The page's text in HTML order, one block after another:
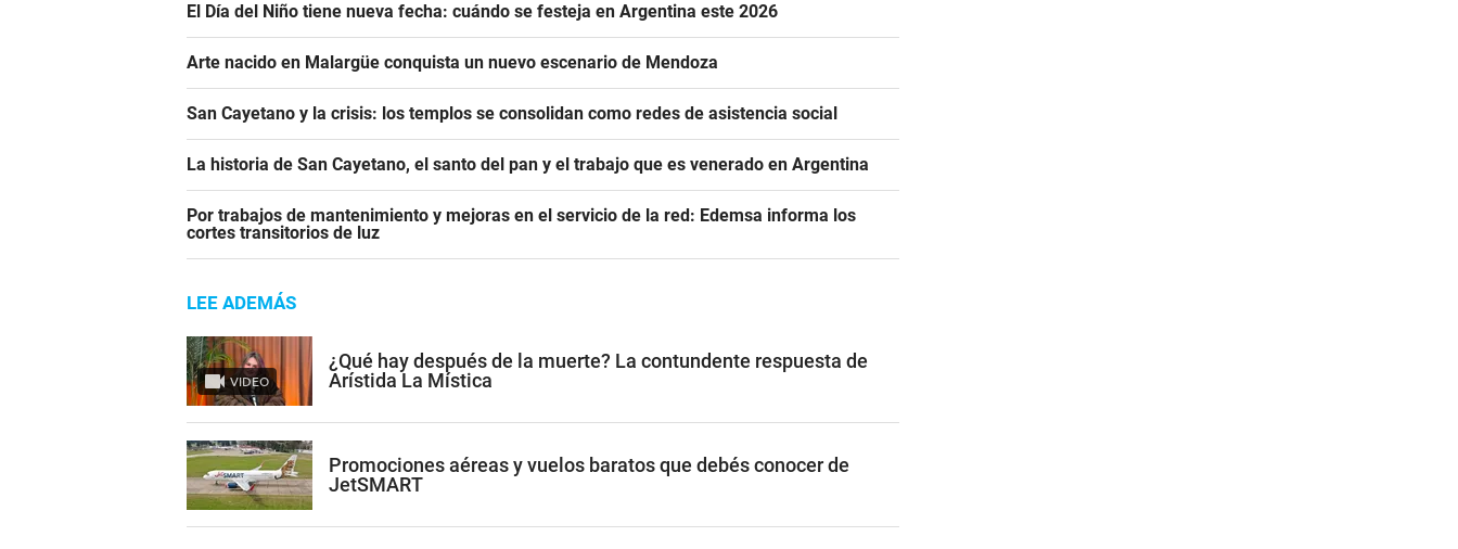
El Día del Niño tiene nueva fecha: cuándo se festeja en Argentina este 2026
Arte nacido en Malargüe conquista un nuevo escenario de Mendoza
San Cayetano y la crisis: los templos se consolidan como redes de asistencia social
La historia de San Cayetano, el santo del pan y el trabajo que es venerado en Argentina
Por trabajos de mantenimiento y mejoras en el servicio de la red: Edemsa informa los
cortes transitorios de luz
LEE ADEMÁS
VIDEO
¿Qué hay después de la muerte? La contundente respuesta de
Arístida La Mística
Promociones aéreas y vuelos baratos que debés conocer de
JetSMART